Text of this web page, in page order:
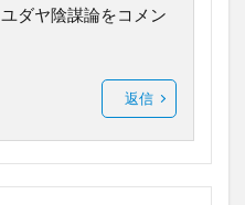
ダヤ陰謀論をコメン
返信